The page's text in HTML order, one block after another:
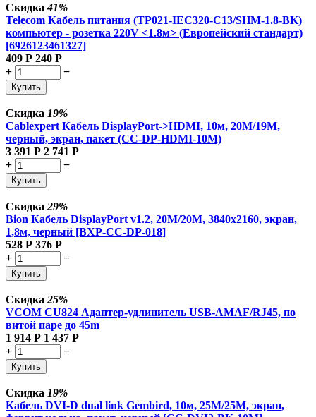
Скидка41%
Telecom Кабель питания (TP021-IEC320-C13/SHM-1.8-BK)
компьютер - розетка 220V <1.8м> (Европейский стандарт)
[6926123461327]
409 Р 240 Р
+
−
Купить
Скидка 19%
Cablexpert Кабель DisplayPort->HDMI, 10м, 20M/19M,
черный, экран, пакет (CC-DP-HDMI-10M)
3 391 Р 2 741 Р
+
−
Купить
Скидка 29%
Bion Кабель DisplayPort v1.2, 20M/20M, 3840x2160, экран,
1,8м, черный [BXP-CC-DP-018]
528 Р 376 Р
+
−
Купить
Скидка 25%
VCOM CU824 Адаптер-удлинитель USB-AMAF/RJ45, по
витой паре до 45m
1 914 Р 1 437 Р
+
−
Купить
Скидка 19%
Кабель DVI-D dual link Gembird, 10м, 25M/25M, экран,